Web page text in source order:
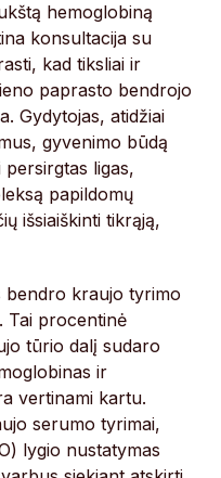
hemoglobiną
konsultacija su
kad tiksliai ir
paprasto bendrojo
Gydytojas, atidžiai
gyvenimo būdą
ligas,
papildomų
išsiaiškinti tikrąją,
bendro kraujo tyrimo
Tai procentinė
tūrio dalį sudaro
ir
vertinami kartu.
serumo tyrimai,
lygio nustatymas